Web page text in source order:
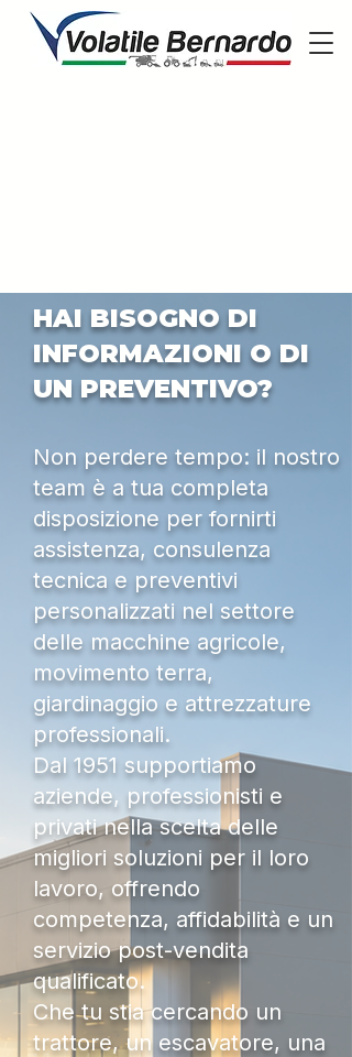
HAI BISOGNO DI
INFORMAZIONI O DI
UN PREVENTIVO?
Non perdere tempo: il nostro
team è a tua completa
disposizione per fornirti
assistenza, consulenza
tecnica e preventivi
personalizzati nel settore
delle macchine agricole,
movimento terra,
giardinaggio e attrezzature
professionali.
Dal 1951 supportiamo
aziende, professionisti e
privati nella scelta delle
migliori soluzioni per il loro
lavoro, offrendo
competenza, affidabilità e un
servizio post-vendita
qualificato.
Che tu stia cercando un
trattore, un escavatore, una